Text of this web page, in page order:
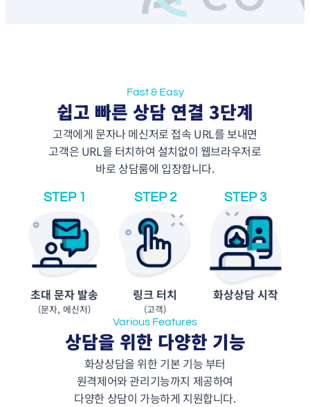
Fast & Easy
쉽고 빠른 상담 연결 3단계
고객에게 문자나 메신저로 접속 URL를 보내면
고객은 URL을 터치하여 설치없이 웹브라우저로
바로 상담룸에 입장합니다.
STEP 1
초대 문자 발송
(문자, 메신저)
STEP 2
링크 터치
(고객)
STEP 3
화상상담 시작
Various Features
상담을 위한 다양한 기능
화상상담을 위한 기본 기능 부터
원격제어와 관리기능까지 제공하여
다양한 상담이 가능하게 지원합니다.